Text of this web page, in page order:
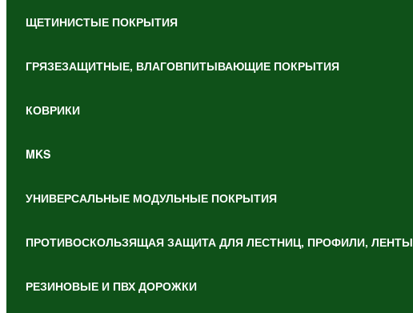
ЩЕТИНИСТЫЕ ПОКРЫТИЯ
ГРЯЗЕЗАЩИТНЫЕ, ВЛАГОВПИТЫВАЮЩИЕ ПОКРЫТИЯ
КОВРИКИ
MKS
УНИВЕРСАЛЬНЫЕ МОДУЛЬНЫЕ ПОКРЫТИЯ
ПРОТИВОСКОЛЬЗЯЩАЯ ЗАЩИТА ДЛЯ ЛЕСТНИЦ, ПРОФИЛИ, ЛЕНТЫ
РЕЗИНОВЫЕ И ПВХ ДОРОЖКИ